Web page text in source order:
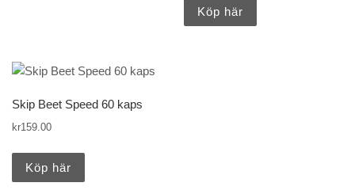
Köp här
Skip Beet Speed 60 kaps
kr159.00
Köp här